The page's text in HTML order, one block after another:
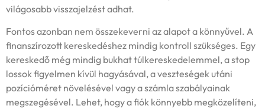
világosabb visszajelzést adhat.
Fontos azonban nem összekeverni az alapot a könnyűvel. A
finanszírozott kereskedéshez mindig kontroll szükséges. Egy
kereskedő még mindig bukhat túlkereskedelemmel, a stop
lossok figyelmen kívül hagyásával, a veszteségek utáni
pozícióméret növelésével vagy a számla szabályainak
megszegésével. Lehet, hogy a fiók könnyebb megközelíteni,